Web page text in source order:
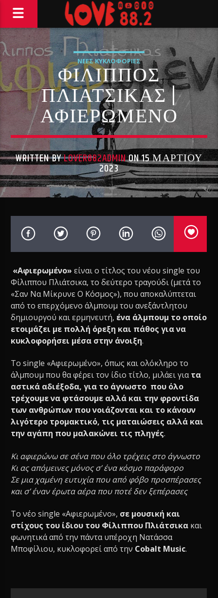
ΝΕΕΣ ΚΥΚΛΟΦΟΡΙΕΣ
ΦΙΛΙΠΠΟΣ
ΠΛΙΑΤΣΙΚΑΣ |
ΑΦΙΕΡΩΜΕΝΟ
WRITTEN BYLOVER882ADMINON 15 ΜΑΡΤΊΟΥ
2023
«Αφιερωμένο» είναι ο τίτλος του νέου single του
Φίλιππου Πλιάτσικα, το δεύτερο τραγούδι (μετά το
«Σαν Να Μίκρυνε Ο Κόσμος»), που αποκαλύπτεται
από το επερχόμενο άλμπουμ του ανεξάντλητου
δημιουργού και ερμηνευτή, ένα άλμπουμ το οποίο
ετοιμάζει με πολλή όρεξη και πάθος για να
κυκλοφορήσει μέσα στην άνοιξη.
Το single «Αφιερωμένο», όπως και ολόκληρο το
άλμπουμ που θα φέρει τον ίδιο τίτλο, μιλάει γιατα
αστικά αδιέξοδα, για το άγνωστο που όλο
τρέχουμε να φτάσουμε αλλά και την φροντίδα
των ανθρώπων που νοιάζονται και το κάνουν
λιγότερο τρομακτικό, τις ματαιώσεις αλλά και
την αγάπη που μαλακώνει τις πληγές.
Κι αφιερώνω σε σένα που όλο τρέχεις στο άγνωστο
Κι ας απόμεινες μόνος σ’ ένα κόσμο παράφορο
Σε μια χαμένη ευτυχία που από φόβο προσπέρασες
και σ’ έναν έρωτα αέρα που ποτέ δεν ξεπέρασες
Το νέο single «Αφιερωμένο», σε μουσική και
στίχους του ίδιου του Φίλιππου Πλιάτσικα και
φωνητικά από την πάντα υπέροχη Νατάσσα
Μποφίλιου, κυκλοφορεί από την Cobalt Music.